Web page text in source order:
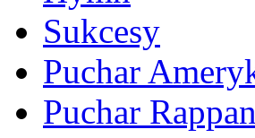
Sukcesy
Puchar
Puchar